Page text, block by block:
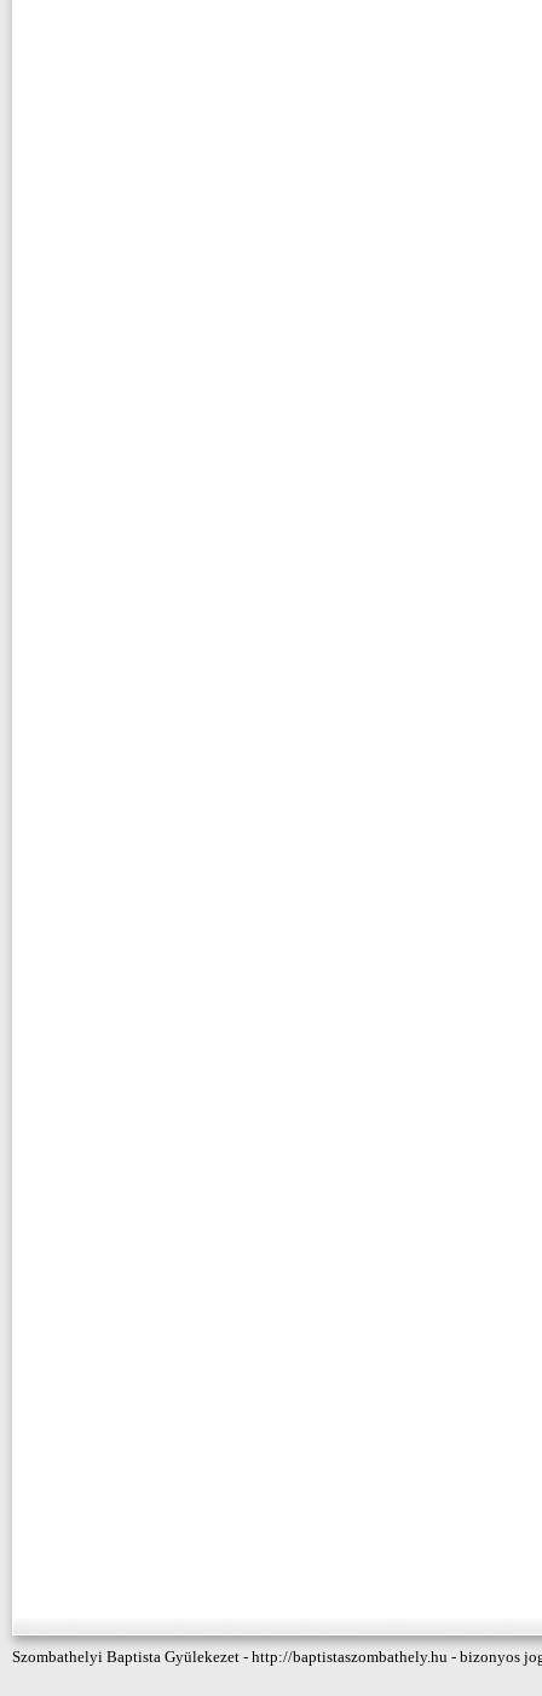
Szombathelyi Baptista Gyülekezet - http://baptistaszombathely.hu - bizonyos